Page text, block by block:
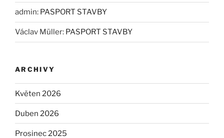
admin: PASPORT STAVBY
Václav Müller: PASPORT STAVBY
ARCHIVY
Květen 2026
Duben 2026
Prosinec 2025